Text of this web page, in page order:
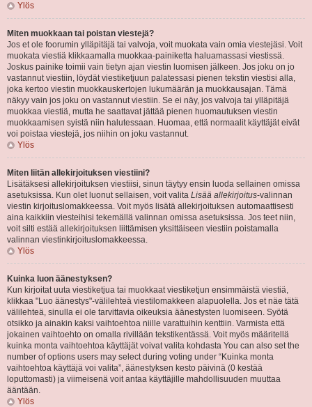
Ylös
Miten muokkaan tai poistan viestejä?
Jos et ole foorumin ylläpitäjä tai valvoja, voit muokata vain omia viestejäsi. Voit
muokata viestiä klikkaamalla muokkaa-painiketta haluamassasi viestissä.
Joskus painike toimii vain tietyn ajan viestin luomisen jälkeen. Jos joku on jo
vastannut viestiin, löydät viestiketjuun palatessasi pienen tekstin viestisi alla,
joka kertoo viestin muokkauskertojen lukumäärän ja muokkausajan. Tämä
näkyy vain jos joku on vastannut viestiin. Se ei näy, jos valvoja tai ylläpitäjä
muokkaa viestiä, mutta he saattavat jättää pienen huomautuksen viestin
muokkaamisen syistä niin halutessaan. Huomaa, että normaalit käyttäjät eivät
voi poistaa viestejä, jos niihin on joku vastannut.
Ylös
Miten liitän allekirjoituksen viestiini?
Lisätäksesi allekirjoituksen viestiisi, sinun täytyy ensin luoda sellainen omissa
asetuksissa. Kun olet luonut sellaisen, voit valita Lisää allekirjoitus-valinnan
viestin kirjoituslomakkeessa. Voit myös lisätä allekirjoituksen automaattisesti
aina kaikkiin viesteihisi tekemällä valinnan omissa asetuksissa. Jos teet niin,
voit silti estää allekirjoituksen liittämisen yksittäiseen viestiin poistamalla
valinnan viestinkirjoituslomakkeessa.
Ylös
Kuinka luon äänestyksen?
Kun kirjoitat uuta viestiketjua tai muokkaat viestiketjun ensimmäistä viestiä,
klikkaa "Luo äänestys"-välilehteä viestilomakkeen alapuolella. Jos et näe tätä
välilehteä, sinulla ei ole tarvittavia oikeuksia äänestysten luomiseen. Syötä
otsikko ja ainakin kaksi vaihtoehtoa niille varattuihin kenttiin. Varmista että
jokainen vaihtoehto on omalla rivillään tekstikentässä. Voit myös määritellä
kuinka monta vaihtoehtoa käyttäjät voivat valita kohdasta You can also set the
number of options users may select during voting under “Kuinka monta
vaihtoehtoa käyttäjä voi valita”, äänestyksen kesto päivinä (0 kestää
loputtomasti) ja viimeisenä voit antaa käyttäjille mahdollisuuden muuttaa
ääntään.
Ylös